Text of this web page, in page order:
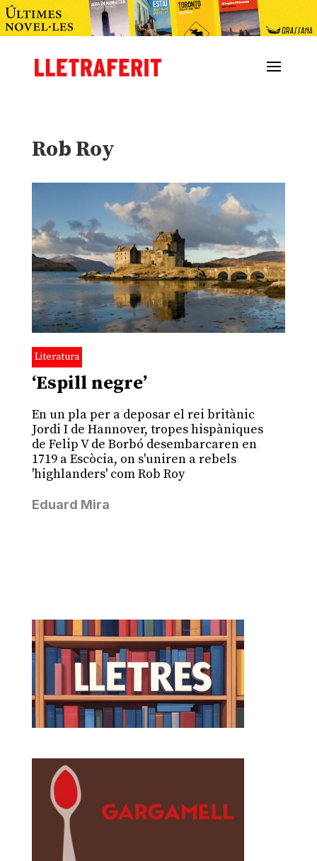
Rob Roy
Literatura
‘Espill negre’
En un pla per a deposar el rei britànic
Jordi I de Hannover, tropes hispàniques
de Felip V de Borbó desembarcaren en
1719 a Escòcia, on s'uniren a rebels
'highlanders' com Rob Roy
Eduard Mira